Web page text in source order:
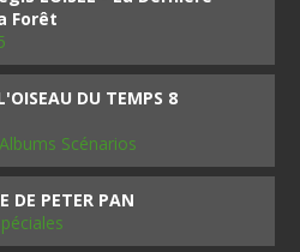
Forêt
DU TEMPS 8
Scénarios
DE PETER PAN